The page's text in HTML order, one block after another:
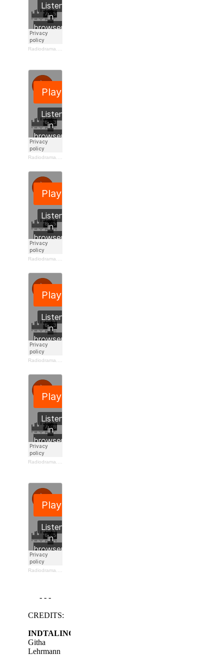
- - -
CREDITS:
INDTALING:
Githa
Lehrmann